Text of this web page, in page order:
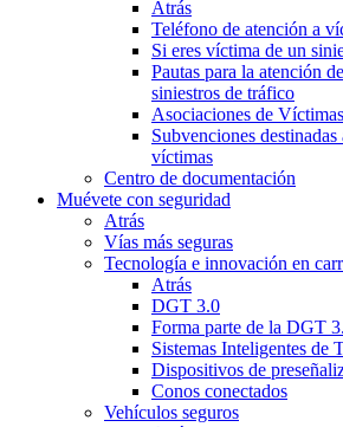
Atrás
Teléfono de atención a
Si eres víctima de un
Pautas para la atención
siniestros de tráfico
Asociaciones de Víctimas
Subvenciones
víctimas
Centro de documentación
Muévete con seguridad
Atrás
Vías más seguras
Tecnología e innovación en
Atrás
DGT 3.0
Forma parte de la DGT
Sistemas Inteligentes de
Dispositivos de
Conos conectados
Vehículos seguros